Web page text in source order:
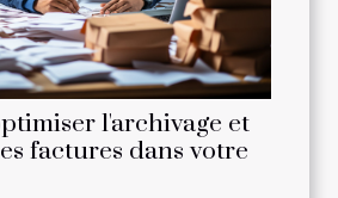
l'archivage et
factures dans votre